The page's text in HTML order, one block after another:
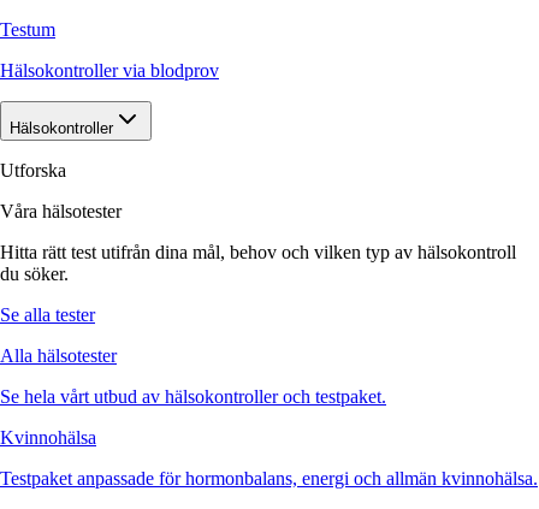
Testum
Hälsokontroller via blodprov
Hälsokontroller
Utforska
Våra hälsotester
Hitta rätt test utifrån dina mål, behov och vilken typ av hälsokontroll
du söker.
Se alla tester
Alla hälsotester
Se hela vårt utbud av hälsokontroller och testpaket.
Kvinnohälsa
Testpaket anpassade för hormonbalans, energi och allmän kvinnohälsa.